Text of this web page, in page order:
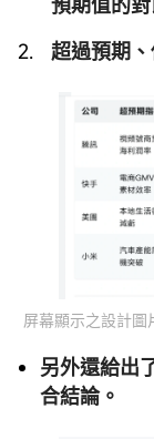
超過預期
屏幕顯示之設計圖
另外還給出
合結論。